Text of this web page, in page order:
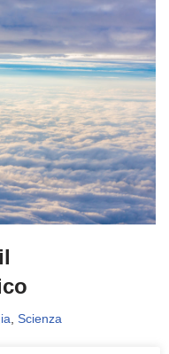
, Scienza